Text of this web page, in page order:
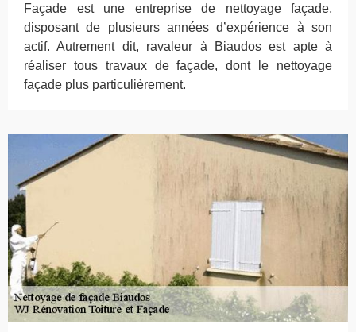
Façade est une entreprise de nettoyage façade,
disposant de plusieurs années d’expérience à son
actif. Autrement dit, ravaleur à Biaudos est apte à
réaliser tous travaux de façade, dont le nettoyage
façade plus particulièrement.